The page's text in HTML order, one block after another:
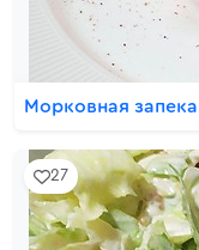
Морковная
27